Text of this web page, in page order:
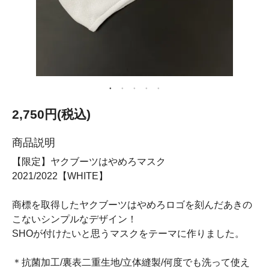
2,750円(税込)
商品説明
【限定】ヤクブーツはやめろマスク
2021/2022【WHITE】
商標を取得したヤクブーツはやめろロゴを刻んだあきの
こないシンプルなデザイン！
SHOが付けたいと思うマスクをテーマに作りました。
＊抗菌加工/裏表二重生地/立体縫製/何度でも洗って使え